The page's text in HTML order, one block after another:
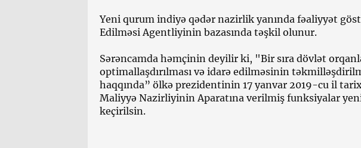
Yeni qurum indiyə qədər nazirlik yanında fəaliyyət
Edilməsi Agentliyinin bazasında təşkil olunur.
Sərəncamda həmçinin deyilir ki, "Bir sıra dövlət
optimallaşdırılması və idarə edilməsinin
haqqında” ölkə prezidentinin 17 yanvar 2019-cu il
Maliyyə Nazirliyinin Aparatına verilmiş funksiyalar
keçirilsin.